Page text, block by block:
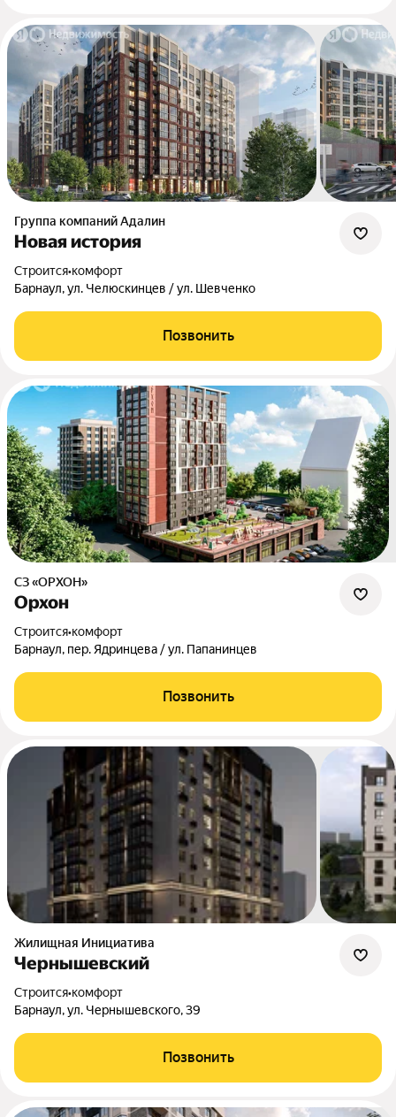
Группа компаний Адалин
Новая история
Строится•комфорт
Барнаул, ул. Челюскинцев / ул. Шевченко
Позвонить
СЗ «ОРХОН»
Орхон
Строится•комфорт
Барнаул, пер. Ядринцева / ул. Папанинцев
Позвонить
Жилищная Инициатива
Чернышевский
Строится•комфорт
Барнаул, ул. Чернышевского, 39
Позвонить